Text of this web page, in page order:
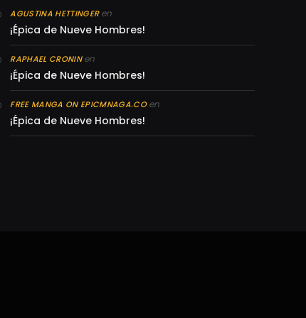
AGUSTINA HETTINGERen
¡Épica de Nueve Hombres!
RAPHAEL CRONINen
¡Épica de Nueve Hombres!
FREE MANGA ON EPICMNAGA.COen
¡Épica de Nueve Hombres!